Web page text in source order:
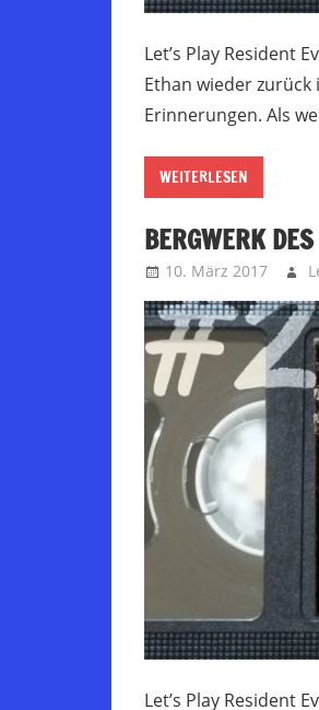
Let’s Play Resident
Ethan wieder
Erinnerungen. Als
WEITERLESEN
BERGWERK
10. März 2017
Let’s Play Resident